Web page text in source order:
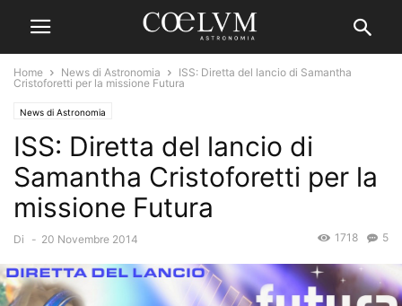
Home News di Astronomia
ISS: Diretta del lancio di Samantha
Cristoforetti per la missione Futura
News di Astronomia
ISS: Diretta del lancio di
Samantha Cristoforetti per la
missione Futura
Di - 20 Novembre 2014 5
1718